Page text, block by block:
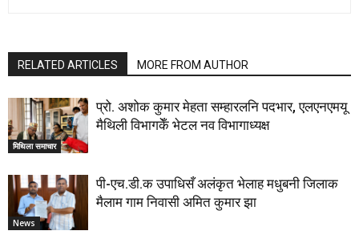
RELATED ARTICLES MORE FROM AUTHOR
मिथिला समाचार
प्रो. अशोक कुमार मेहता सम्हारलनि पदभार, एलएनएमयू
मैथिली विभागकेँ भेटल नव विभागाध्यक्ष
News
पी-एच.डी.क उपाधिसँ अलंकृत भेलाह मधुबनी जिलाक
मैलाम गाम निवासी अमित कुमार झा